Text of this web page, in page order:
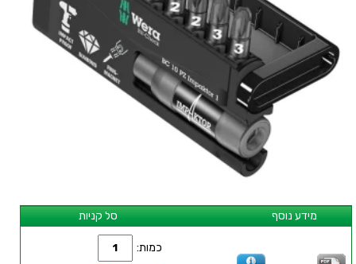
סל קניות מידע נוסף
כמות: